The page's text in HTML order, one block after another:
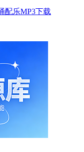
配乐MP3下载